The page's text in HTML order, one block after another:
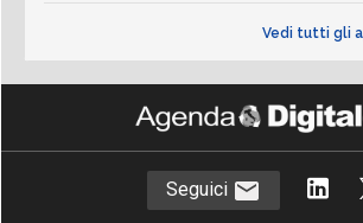
Vedi tutti gli
Seguici